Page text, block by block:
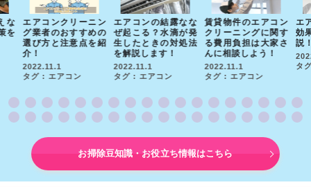
な
を
エアコンクリーニン
グ業者のおすすめの
選び方と注意点を紹
介！
2022.11.1
タグ : エアコン
エアコンの結露なな
ぜ起こる？水滴が発
生したときの対処法
を解説します！
2022.11.1
タグ : エアコン
賃貸物件のエアコン
クリーニングに関す
る費用負担は大家さ
んに相談しよう！
2022.11.1
タグ : エアコン
エ
効
説
タ
お掃除豆知識・お役立ち情報はこちら